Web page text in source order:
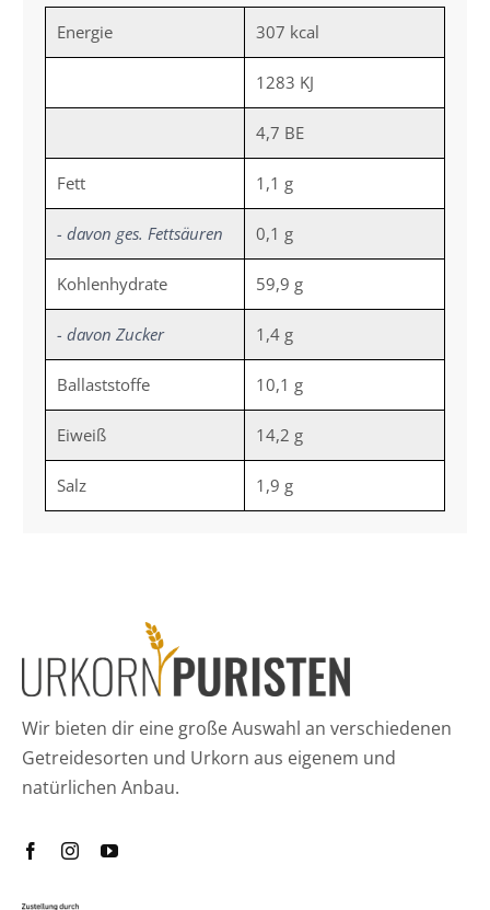
Energie 307 kcal
1283 KJ
4,7 BE
Fett 1,1 g
- davon ges. Fettsäuren 0,1 g
Kohlenhydrate 59,9 g
- davon Zucker 1,4 g
Ballaststoffe 10,1 g
Eiweiß 14,2 g
Salz 1,9 g
Wir bieten dir eine große Auswahl an verschiedenen
Getreidesorten und Urkorn aus eigenem und
natürlichen Anbau.